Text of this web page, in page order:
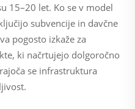
15–20 let. Ko se v model
subvencije in davčne
pogosto izkaže za
ki načrtujejo dolgoročno
se infrastruktura